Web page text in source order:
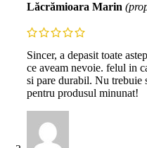
Lăcrămioara Marin
Sincer, a depasit toate
ce aveam nevoie. felul in
si pare durabil. Nu trebuie
pentru produsul minunat!